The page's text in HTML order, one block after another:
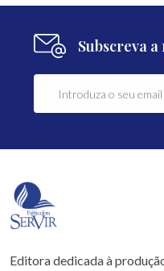
Subscreva
Editora dedicada à